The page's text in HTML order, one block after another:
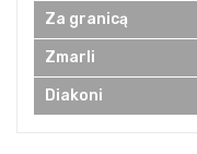
Za granicą
Zmarli
Diakoni